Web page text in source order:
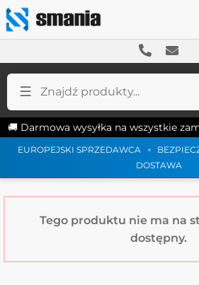
🚚 Darmowa wysyłka na wszystkie
EUROPEJSKI SPRZEDAWCA
DOSTAWA
Tego produktu nie ma na
dostępny.